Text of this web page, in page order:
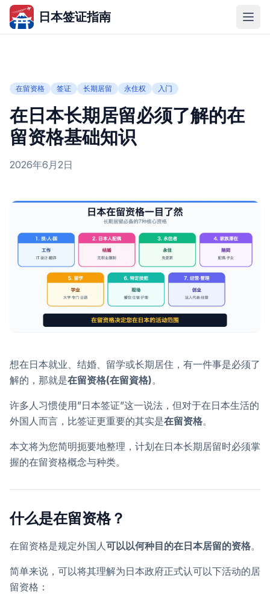
日本签证指南
在留资格 签证 长期居留 永住权 入门
在日本长期居留必须了解的在
留资格基础知识
2026年6月2日
想在日本就业、结婚、留学或长期居住，有一件事是必须了
解的，那就是在留资格(在留資格)。
许多人习惯使用”日本签证”这一说法，但对于在日本生活的
外国人而言，比签证更重要的其实是在留资格。
本文将为您简明扼要地整理，计划在日本长期居留时必须掌
握的在留资格概念与种类。
什么是在留资格？
在留资格是规定外国人可以以何种目的在日本居留的资格。
简单来说，可以将其理解为日本政府正式认可以下活动的居
留资格：